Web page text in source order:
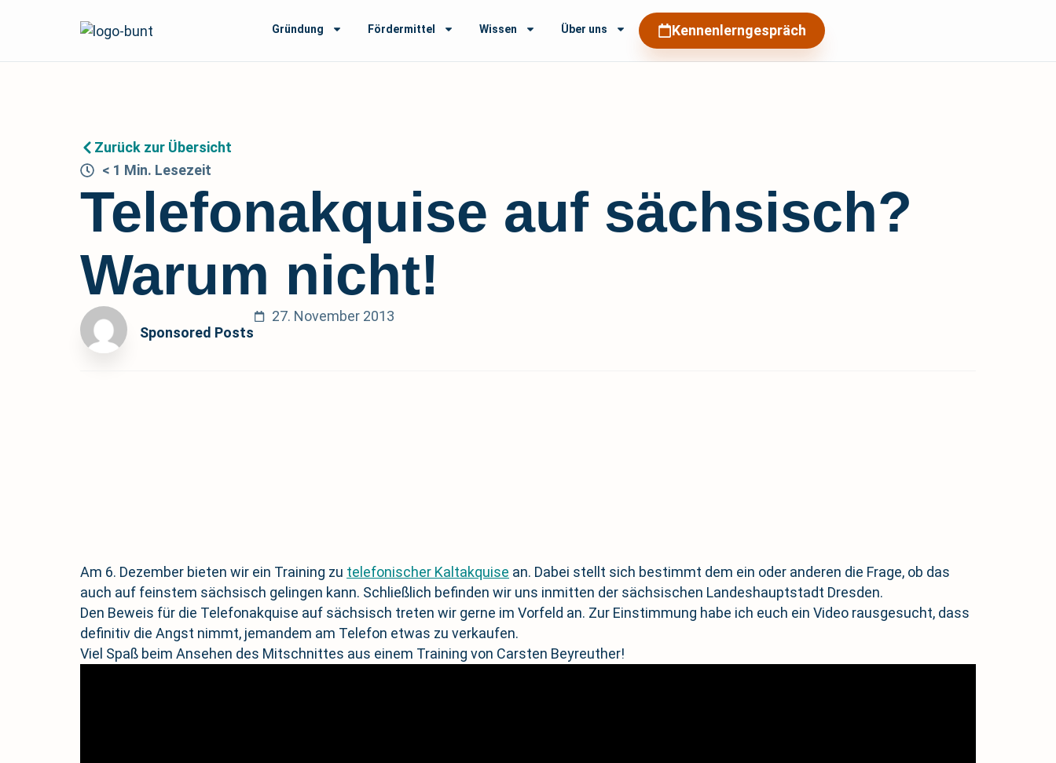
Gründung Fördermittel Wissen Über uns Kennenlerngespräch
Zurück zur Übersicht
< 1 Min. Lesezeit
Telefonakquise auf sächsisch?
Warum nicht!
Sponsored Posts
27. November 2013
Am 6. Dezember bieten wir ein Training zu telefonischer Kaltakquise an. Dabei stellt sich bestimmt dem ein oder anderen die Frage, ob das
auch auf feinstem sächsisch gelingen kann. Schließlich befinden wir uns inmitten der sächsischen Landeshauptstadt Dresden.
Den Beweis für die Telefonakquise auf sächsisch treten wir gerne im Vorfeld an. Zur Einstimmung habe ich euch ein Video rausgesucht, dass
definitiv die Angst nimmt, jemandem am Telefon etwas zu verkaufen.
Viel Spaß beim Ansehen des Mitschnittes aus einem Training von Carsten Beyreuther!